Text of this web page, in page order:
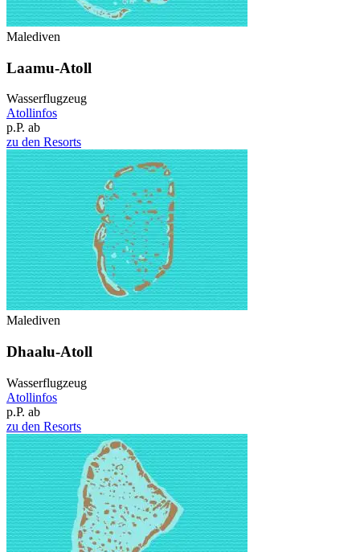
Malediven
Laamu-Atoll
Wasserflugzeug
Atollinfos
p.P. ab
zu den Resorts
Malediven
Dhaalu-Atoll
Wasserflugzeug
Atollinfos
p.P. ab
zu den Resorts